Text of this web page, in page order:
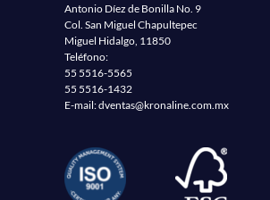
Antonio Díez de Bonilla No. 9
Col. San Miguel Chapultepec
Miguel Hidalgo, 11850
Teléfono:
55 5516-5565
55 5516-1432
E-mail:dventas@kronaline.com.mx